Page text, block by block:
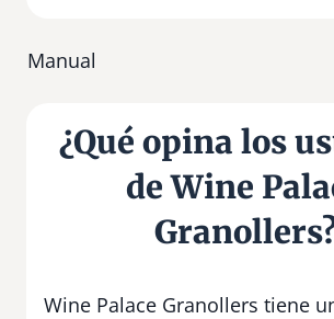
Manual
¿Qué opina los
de Wine
Wine Palace Granollers tiene